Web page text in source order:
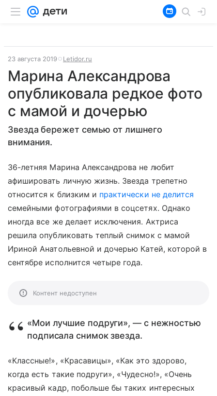
23 августа 2019 Letidor.ru
Марина Александрова
опубликовала редкое фото
с мамой и дочерью
Звезда бережет семью от лишнего
внимания.
36-летняя Марина Александрова не любит
афишировать личную жизнь. Звезда трепетно
относится к близким и практически не делится
семейными фотографиями в соцсетях. Однако
иногда все же делает исключения. Актриса
решила опубликовать теплый снимок с мамой
Ириной Анатольевной и дочерью Катей, которой в
сентябре исполнится четыре года.
Контент недоступен
«Мои лучшие подруги», — с нежностью
подписала снимок звезда.
«Классные!», «Красавицы», «Как это здорово,
когда есть такие подруги», «Чудесно!», «Очень
красивый кадр, побольше бы таких интересных